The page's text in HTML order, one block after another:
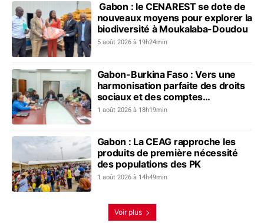
Gabon : le CENAREST se dote de
nouveaux moyens pour explorer la
biodiversité à Moukalaba-Doudou
5 août 2026 à 19h24min
Gabon-Burkina Faso : Vers une
harmonisation parfaite des droits
sociaux et des comptes
transfrontaliers
1 août 2026 à 18h19min
Gabon : La CEAG rapproche les
produits de première nécessité
des populations des PK
1 août 2026 à 14h49min
Voir plus